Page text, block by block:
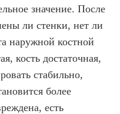
значение. После
ли стенки, нет ли
наружной костной
кость достаточная,
стабильно,
более
есть